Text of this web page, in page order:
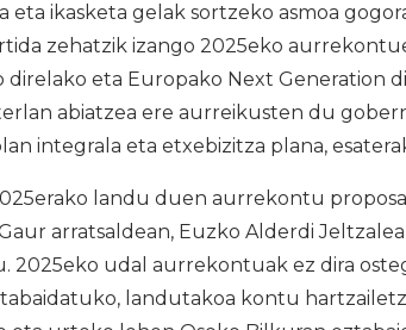
ikasketa gelak sortzeko asmoa
zehatzik izango 2025eko
eta Europako Next Generation
abiatzea ere aurreikusten du
integrala eta etxebizitza plana,
landu duen aurrekontu
arratsaldean, Euzko Alderdi
2025eko udal aurrekontuak ez dira
landutakoa kontu